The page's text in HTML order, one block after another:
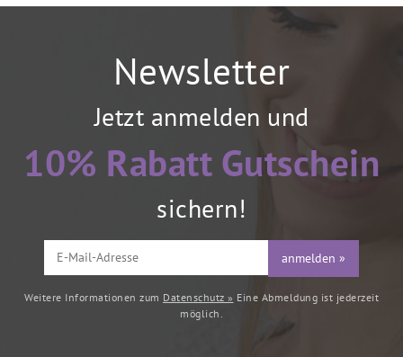
Newsletter
Jetzt anmelden und
10% Rabatt Gutschein
sichern!
anmelden »
Weitere Informationen zum Datenschutz » Eine Abmeldung ist jederzeit
möglich.